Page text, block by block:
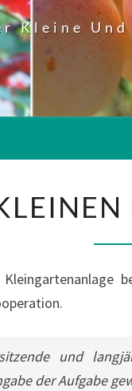
Kleine
und
der Aufgabe